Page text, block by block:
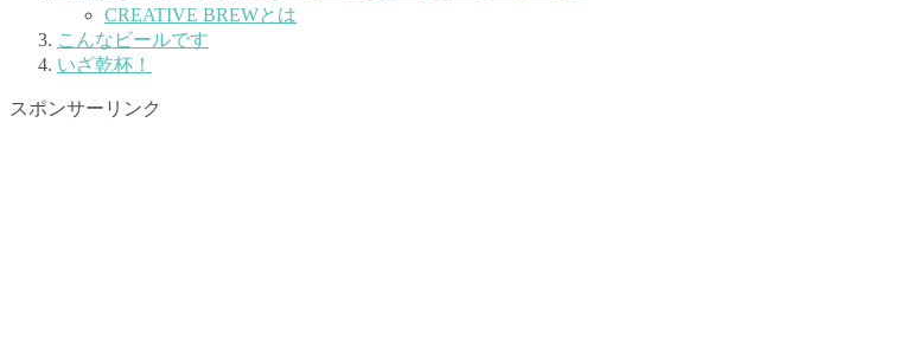
CREATIVE BREWとは
こんなビールです
いざ乾杯！
スポンサーリンク